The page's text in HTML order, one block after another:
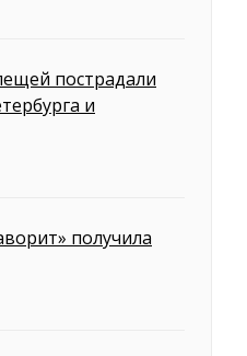
пострадали
и
получила